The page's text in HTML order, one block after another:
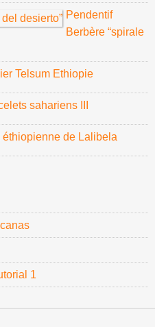
Pendentif
Berbère “spirale
Telsum Ethiopie
sahariens III
éthiopienne de Lalibela
1